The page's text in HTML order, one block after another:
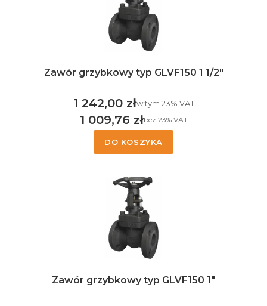
Zawór grzybkowy typ GLVF150 1 1/2"
Cena brutto
1 242,00 złw tym %s VAT
w tym 23% VAT
Cena netto
1 009,76 złbez 23% VAT
DO KOSZYKA
Zawór grzybkowy typ GLVF150 1"